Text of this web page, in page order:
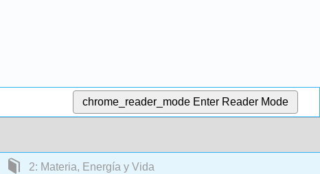
chrome_reader_mode Enter Reader Mode
2: Materia, Energía y Vida